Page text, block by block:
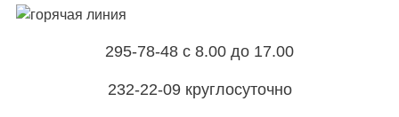
295-78-48 с 8.00 до 17.00
232-22-09 круглосуточно